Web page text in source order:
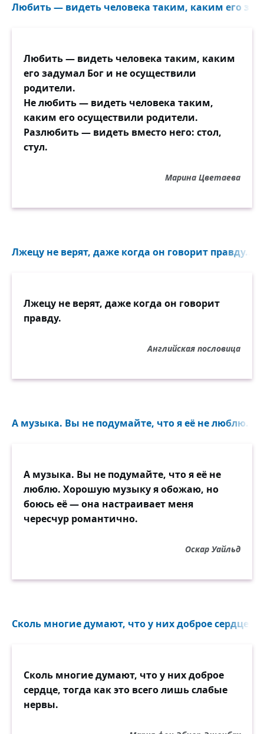
Любить — видеть человека таким, каким его
Любить — видеть человека таким, каким
его задумал Бог и не осуществили
родители.
Не любить — видеть человека таким,
каким его осуществили родители.
Разлюбить — видеть вместо него: стол,
стул.
Марина Цветаева
Лжецу не верят, даже когда он говорит правду...
Лжецу не верят, даже когда он говорит
правду.
Английская пословица
А музыка. Вы не подумайте, что я её не люблю.
А музыка. Вы не подумайте, что я её не
люблю. Хорошую музыку я обожаю, но
боюсь её — она настраивает меня
чересчур романтично.
Оскар Уайльд
Сколь многие думают, что у них доброе сердце,
Сколь многие думают, что у них доброе
сердце, тогда как это всего лишь слабые
нервы.